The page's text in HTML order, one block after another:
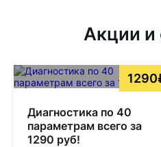
Акции и
Диагностика по 40
параметрам всего за
1290 руб!